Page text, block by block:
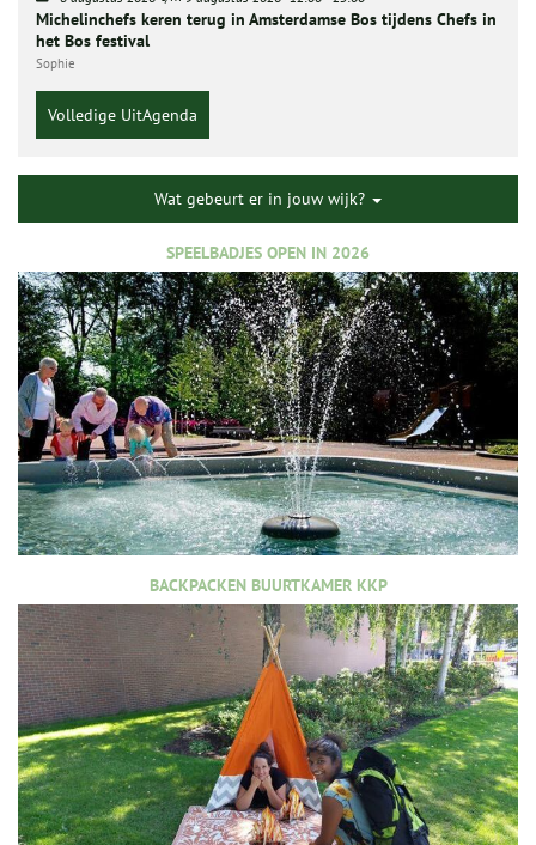
Michelinchefs keren terug in Amsterdamse Bos tijdens Chefs in
het Bos festival
Sophie
Volledige UitAgenda
Wat gebeurt er in jouw wijk?
SPEELBADJES OPEN IN 2026
BACKPACKEN BUURTKAMER KKP